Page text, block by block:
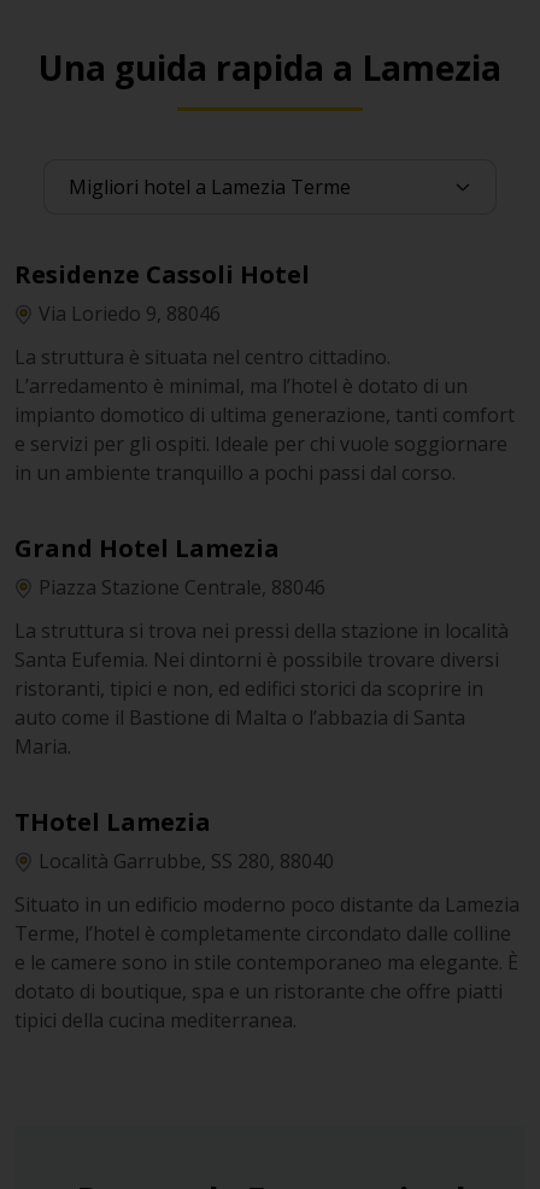
Una guida rapida a Lamezia
Residenze Cassoli Hotel
Via Loriedo 9, 88046
La struttura è situata nel centro cittadino.
L’arredamento è minimal, ma l’hotel è dotato di un
impianto domotico di ultima generazione, tanti comfort
e servizi per gli ospiti. Ideale per chi vuole soggiornare
in un ambiente tranquillo a pochi passi dal corso.
Grand Hotel Lamezia
Piazza Stazione Centrale, 88046
La struttura si trova nei pressi della stazione in località
Santa Eufemia. Nei dintorni è possibile trovare diversi
ristoranti, tipici e non, ed edifici storici da scoprire in
auto come il Bastione di Malta o l’abbazia di Santa
Maria.
THotel Lamezia
Località Garrubbe, SS 280, 88040
Situato in un edificio moderno poco distante da Lamezia
Terme, l’hotel è completamente circondato dalle colline
e le camere sono in stile contemporaneo ma elegante. È
dotato di boutique, spa e un ristorante che offre piatti
tipici della cucina mediterranea.